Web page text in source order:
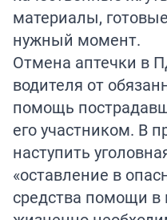
материалы,
нужный момент.
Отмена аптечки в
водителя от
помощь
его участником. В
наступить
«оставление в
средства помощи